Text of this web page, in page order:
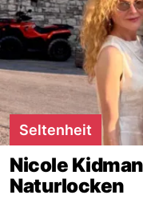
Seltenheit
Nicole
Naturlocken